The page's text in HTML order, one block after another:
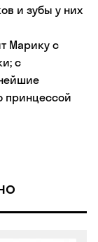
и зубы у них
Марику с
с
принцессой